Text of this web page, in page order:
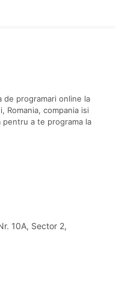
de programari online la
Romania, compania isi
a te programa la
10A, Sector 2,